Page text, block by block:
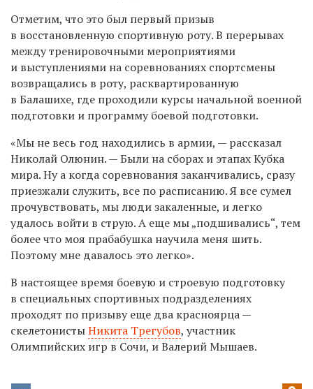
Отметим, что это был первый призыв
в восстановленную спортивную роту. В перерывах
между тренировочными мероприятиями
и выступлениями на соревнованиях спортсмены
возвращались в роту, расквартированную
в Балашихе, где проходили курсы начальной военной
подготовки и программу боевой подготовки.
«Мы не весь год находились в армии, — рассказал
Николай Олюнин. — Были на сборах и этапах Кубка
мира. Ну а когда соревнования заканчивались, сразу
приезжали служить, все по расписанию. Я все сумел
прочувствовать, мы люди закаленные, и легко
удалось войти в струю. А еще мы „подшивались“, тем
более что моя прабабушка научила меня шить.
Поэтому мне давалось это легко».
В настоящее время боевую и строевую подготовку
в специальных спортивных подразделениях
проходят по призыву еще два красноярца —
скелетонистыНикита Трегубов, участник
Олимпийских игр в Сочи, и Валерий Мышаев.